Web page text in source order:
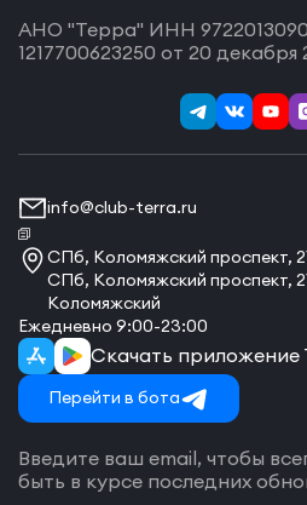
АНО "Терра" ИНН
1217700623250 от 20 декабря
info@club-terra.ru
СПб, Коломяжский проспект,
СПб, Коломяжский проспект,
Коломяжский
Ежедневно 9:00-23:00
Скачать приложение
Перейти в бота
Введите ваш email, чтобы
быть в курсе последних